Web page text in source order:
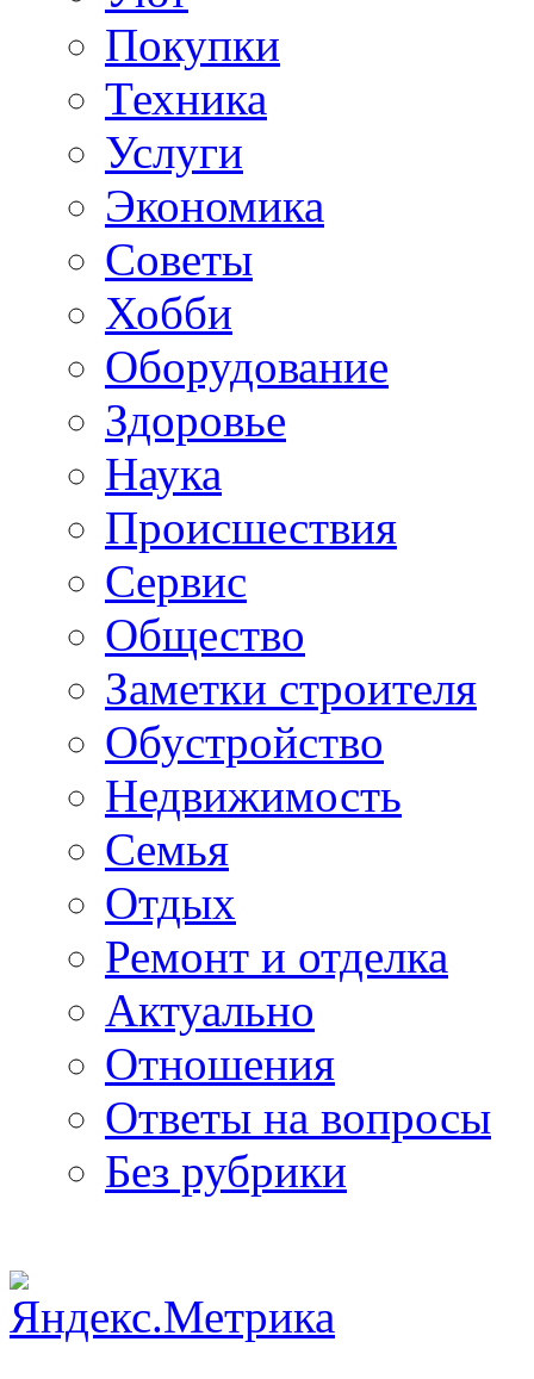
Покупки
Техника
Услуги
Экономика
Советы
Хобби
Oборудование
Здоровье
Наука
Происшествия
Сервис
Общество
Заметки строителя
Обустройство
Недвижимость
Семья
Отдых
Ремонт и отделка
Актуально
Отношения
Ответы на вопросы
Без рубрики